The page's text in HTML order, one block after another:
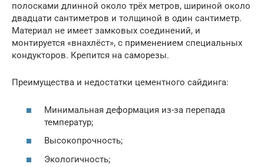
полосками длинной около трёх метров, шириной около
двадцати сантиметров и толщиной в один сантиметр.
Материал не имеет замковых соединений, и
монтируется «внахлёст», с применением специальных
кондукторов. Крепится на саморезы.
Преимущества и недостатки цементного сайдинга:
Минимальная деформация из-за перепада
температур;
Высокопрочность;
Экологичность;